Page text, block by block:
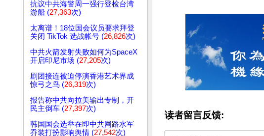
抗议中共海警周一强行登检台湾
游船 (27,363次)
太离谱！18位国会议员要求拜登
关闭 TikTok 选战帐号 (26,826次)
中共火箭发射失败如何为SpaceX
开启印尼市场 (27,205次)
剧团接连被迫停演香港艺术界成
惊弓之鸟 (26,319次)
报告称中共向拉美输出专制，开
民主倒车 (27,397次)
韩国国会选举在即中共网路水军
乔装打扮影响舆情 (27,542次)
读者留言反馈: